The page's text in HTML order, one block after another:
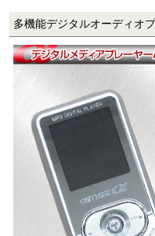
多機能デジタルオーディオ